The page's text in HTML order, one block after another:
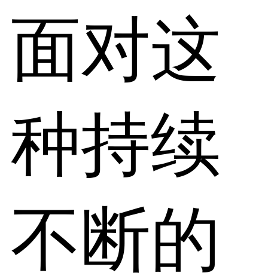
面对这
种持续
不断的